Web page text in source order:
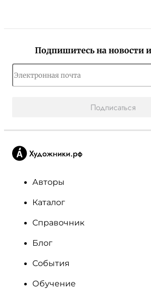
Подпишитесь на новости
Подписаться
Авторы
Каталог
Справочник
Блог
События
Обучение